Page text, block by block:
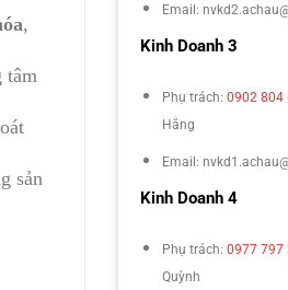
,
tâm
sản
Email:
Kinh Doanh 3
Phụ trách: 0902 804
Hằng
Email:
Kinh Doanh 4
Phụ trách: 0977 797
Quỳnh